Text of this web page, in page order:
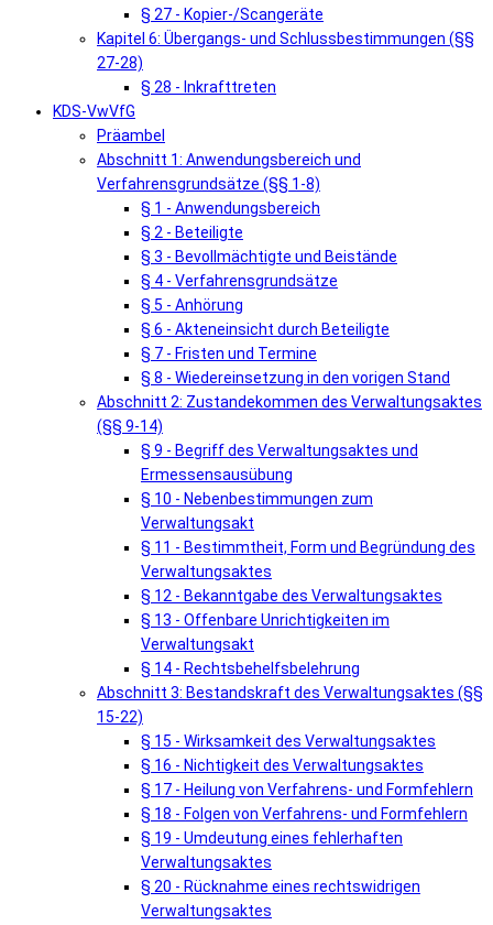
§ 27 - Kopier-/Scangeräte
Kapitel 6: Übergangs- und Schlussbestimmungen (§§
27-28)
§ 28 - Inkrafttreten
KDS-VwVfG
Präambel
Abschnitt 1: Anwendungsbereich und
Verfahrensgrundsätze (§§ 1-8)
§ 1 - Anwendungsbereich
§ 2 - Beteiligte
§ 3 - Bevollmächtigte und Beistände
§ 4 - Verfahrensgrundsätze
§ 5 - Anhörung
§ 6 - Akteneinsicht durch Beteiligte
§ 7 - Fristen und Termine
§ 8 - Wiedereinsetzung in den vorigen Stand
Abschnitt 2: Zustandekommen des Verwaltungsaktes
(§§ 9-14)
§ 9 - Begriff des Verwaltungsaktes und
Ermessensausübung
§ 10 - Nebenbestimmungen zum
Verwaltungsakt
§ 11 - Bestimmtheit, Form und Begründung des
Verwaltungsaktes
§ 12 - Bekanntgabe des Verwaltungsaktes
§ 13 - Offenbare Unrichtigkeiten im
Verwaltungsakt
§ 14 - Rechtsbehelfsbelehrung
Abschnitt 3: Bestandskraft des Verwaltungsaktes (§§
15-22)
§ 15 - Wirksamkeit des Verwaltungsaktes
§ 16 - Nichtigkeit des Verwaltungsaktes
§ 17 - Heilung von Verfahrens- und Formfehlern
§ 18 - Folgen von Verfahrens- und Formfehlern
§ 19 - Umdeutung eines fehlerhaften
Verwaltungsaktes
§ 20 - Rücknahme eines rechtswidrigen
Verwaltungsaktes